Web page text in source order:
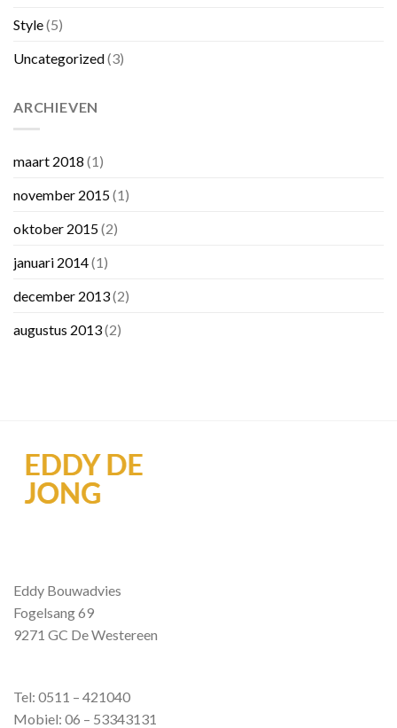
Style(5)
Uncategorized(3)
ARCHIEVEN
maart 2018 (1)
november 2015(1)
oktober 2015(2)
januari 2014(1)
december 2013(2)
augustus 2013(2)
Eddy Bouwadvies
Fogelsang 69
9271 GC De Westereen
Tel: 0511 – 421040
Mobiel: 06 – 53343131